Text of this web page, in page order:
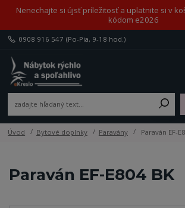
Nenechajte si újsť príležitosť a uplatnite si v
kódom e2026
0908 916 547 (Po-Pia, 9-18 hod.)
Úvod Bytové doplnky Paravány Paraván EF-
Paraván EF-E804 BK